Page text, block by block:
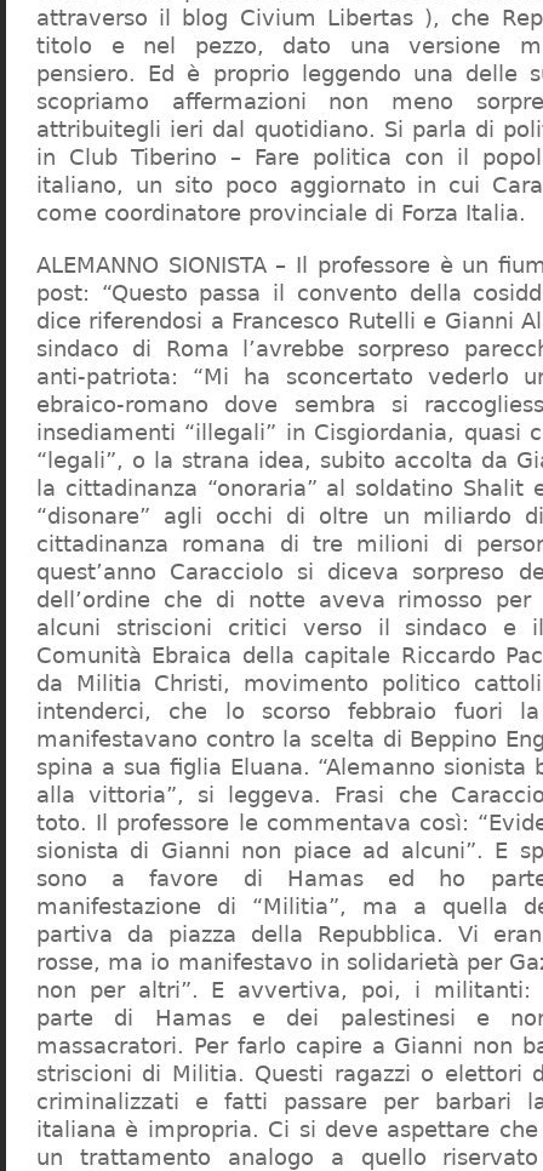
attraverso il blog Civium Libertas ), che
titolo e nel pezzo, dato una versione
pensiero. Ed è proprio leggendo una delle
scopriamo affermazioni non meno
attribuitegli ieri dal quotidiano. Si parla di
in Club Tiberino – Fare politica con il
italiano, un sito poco aggiornato in cui
come coordinatore provinciale di Forza Italia.
ALEMANNO SIONISTA – Il professore è un
post: “Questo passa il convento della
dice riferendosi a Francesco Rutelli e Gianni
sindaco di Roma l’avrebbe sorpreso
anti-patriota: “Mi ha sconcertato vederlo
ebraico-romano dove sembra si
insediamenti “illegali” in Cisgiordania, quasi
“legali”, o la strana idea, subito accolta da
la cittadinanza “onoraria” al soldatino Shalit
“disonare” agli occhi di oltre un miliardo
cittadinanza romana di tre milioni di
quest’anno Caracciolo si diceva sorpreso
dell’ordine che di notte aveva rimosso
alcuni striscioni critici verso il sindaco e
Comunità Ebraica della capitale Riccardo
da Militia Christi, movimento politico
intenderci, che lo scorso febbraio fuori
manifestavano contro la scelta di Beppino
spina a sua figlia Eluana. “Alemanno sionista
alla vittoria”, si leggeva. Frasi che
toto. Il professore le commentava così:
sionista di Gianni non piace ad alcuni”. E
sono a favore di Hamas ed ho
manifestazione di “Militia”, ma a quella
partiva da piazza della Repubblica. Vi
rosse, ma io manifestavo in solidarietà per
non per altri”. E avvertiva, poi, i militanti:
parte di Hamas e dei palestinesi e
massacratori. Per farlo capire a Gianni non
striscioni di Militia. Questi ragazzi o elettori
criminalizzati e fatti passare per barbari
italiana è impropria. Ci si deve aspettare
un trattamento analogo a quello